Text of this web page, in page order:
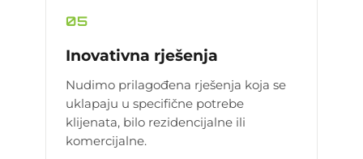
05
Inovativna rješenja
Nudimo prilagođena rješenja koja se
uklapaju u specifične potrebe
klijenata, bilo rezidencijalne ili
komercijalne.